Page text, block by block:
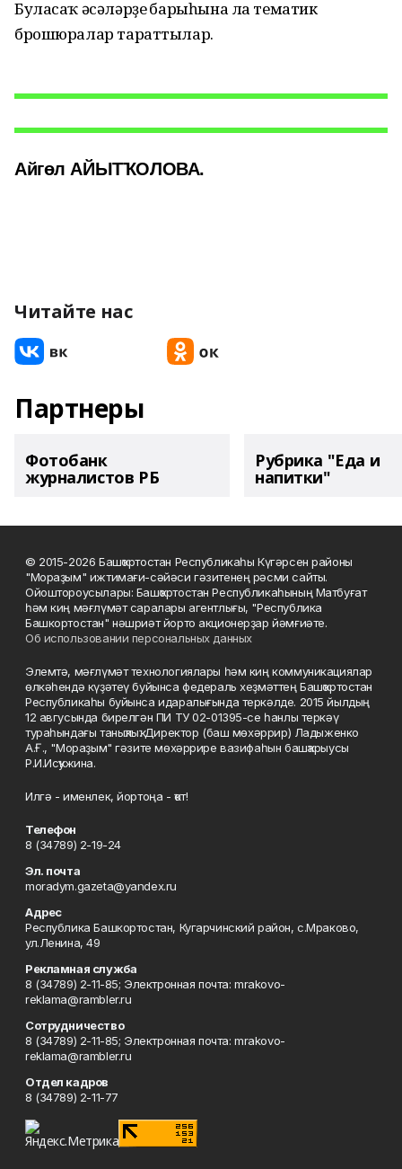
Буласаҡ әсәләрҙең барыһына ла тематик
брошюралар тараттылар.
Айгөл АЙЫТҠОЛОВА.
Читайте нас
Партнеры
Фотобанк
журналистов РБ
Рубрика "Еда и
напитки"
© 2015-2026 Башҡортостан Республикаһы Күгәрсен районы
"Мораҙым" ижтимағи-сәйәси гәзитенең рәсми сайты.
Ойоштороусылары: Башҡортостан Республикаһының Матбуғат
һәм киң мәғлүмәт саралары агентлығы, "Республика
Башкортостан" нәшриәт йорто акционерҙар йәмғиәте.
Об использовании персональных данных
Элемтә, мәғлүмәт технологиялары һәм киң коммуникациялар
өлкәһендә күҙәтеү буйынса федераль хеҙмәттең Башҡортостан
Республикаһы буйынса идаралығында теркәлде. 2015 йылдың
12 авгусында бирелгән ПИ ТУ 02-01395-се һанлы теркәү
тураһындағы таныҡлыҡ. Директор (баш мөхәррир) Ладыженко
А.Ғ., "Мораҙым" гәзите мөхәррире вазифаһын башҡарыусы
Р.И.Исҡужина.
Илгә - именлек, йортоңа - ҡот!
Телефон
8 (34789) 2-19-24
Эл. почта
moradym.gazeta@yandex.ru
Адрес
Республика Башкортостан, Кугарчинский район, с.Мраково,
ул.Ленина, 49
Рекламная служба
8 (34789) 2-11-85; Электронная почта: mrakovo-
reklama@rambler.ru
Сотрудничество
8 (34789) 2-11-85; Электронная почта: mrakovo-
reklama@rambler.ru
Отдел кадров
8 (34789) 2-11-77